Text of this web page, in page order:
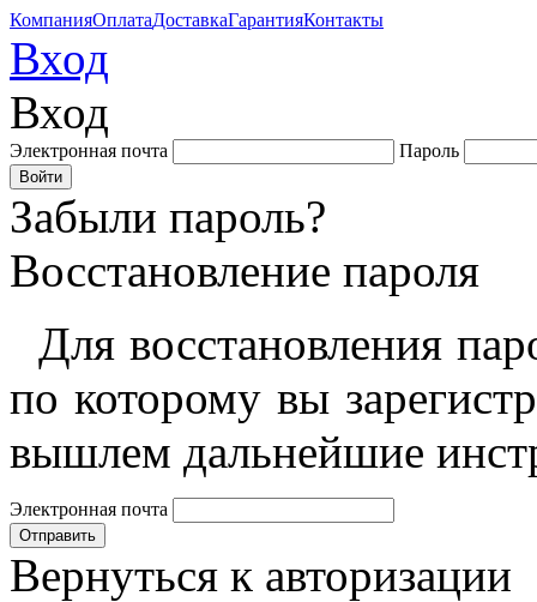
КомпанияОплатаДоставкаГарантияКонтакты
Вход
Вход
Электронная почта Пароль
Забыли пароль?
Восстановление пароля
Для восстановления
по которому вы
вышлем дальнейшие
Электронная почта
Вернуться к авторизации